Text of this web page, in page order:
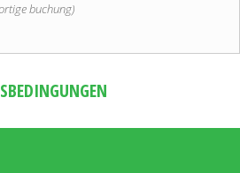
buchung)